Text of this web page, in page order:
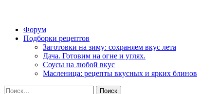
Skip
Форум
Подборки рецептов
Заготовки на зиму: сохраняем вкус лета
Дача. Готовим на огне и углях.
Соусы на любой вкус
Масленица: рецепты вкусных и ярких блинов
Найти: